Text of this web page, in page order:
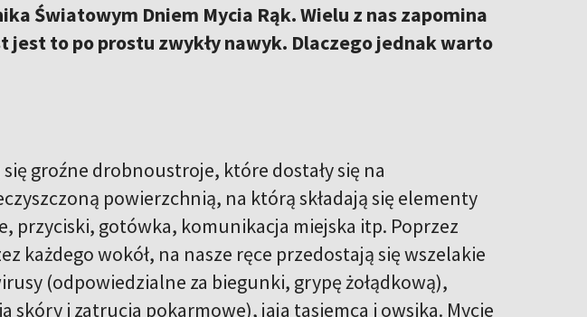
Światowym Dniem Mycia Rąk. Wielu z nas zapomina
to po prostu zwykły nawyk. Dlaczego jednak warto
groźne drobnoustroje, które dostały się na
powierzchnią, na którą składają się elementy
przyciski, gotówka, komunikacja miejska itp. Poprzez
każdego wokół, na nasze ręce przedostają się wszelakie
(odpowiedzialne za biegunki, grypę żołądkową),
skóry i zatrucia pokarmowe), jaja tasiemca i owsika. Mycie